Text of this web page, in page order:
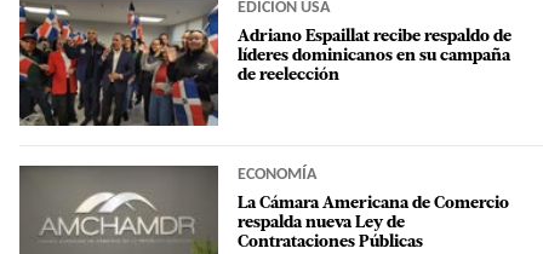
EDICIÓN USA
Adriano Espaillat recibe respaldo de
líderes dominicanos en su campaña
de reelección
ECONOMÍA
La Cámara Americana de Comercio
respalda nueva Ley de
Contrataciones Públicas